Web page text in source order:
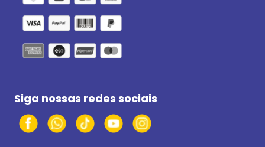
Siga nossas redes sociais